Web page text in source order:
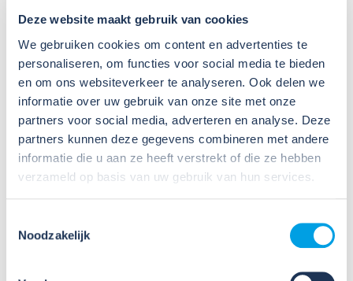
Deze website maakt gebruik van cookies
We gebruiken cookies om content en advertenties te
personaliseren, om functies voor social media te bieden
en om ons websiteverkeer te analyseren. Ook delen we
informatie over uw gebruik van onze site met onze
partners voor social media, adverteren en analyse. Deze
partners kunnen deze gegevens combineren met andere
informatie die u aan ze heeft verstrekt of die ze hebben
verzameld op basis van uw gebruik van hun services.
Noodzakelijk
Veiligheidsinformatiebladen (VIB's) of mini-VIB's
beschikbaar voor de gevaarlijke stoffen waarmee zij
werken. Dat is een belangrijke eerste stap, maar
daarmee voldoe je nog niet aan de verplichtingen
u...
Lees verder
09